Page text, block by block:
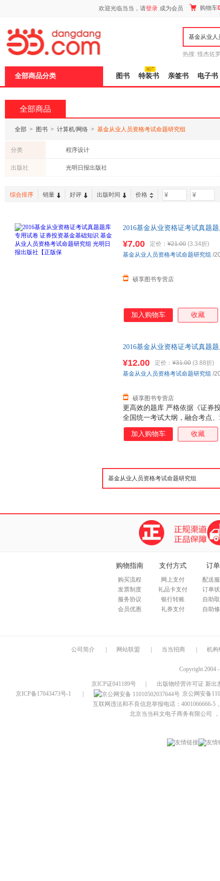
欢迎光临当当，请登录 成为会员 购物车
热搜: 怪杰佐
全部商品分类 图书 特装书 亲签书 电子书
全部商品
全部 > 图书 > 计算机/网络 > 基金从业人员资格考试命题研究组
分类 程序设计
出版社 光明日报出版社
综合排序 销量 好评 出版时间 价格 -
2016基金从业资格证考试真题
捷，下单秒杀，欢迎选购！
¥7.00 定价： ¥21.00 (3.34折)
硕享图书专营店
基金从业人员资格考试命题研究组 /
加入购物车 收藏
2016基金从业资格证考试真题
捷，下单秒杀，欢迎选购！
更高效的题库 严格依据《证券
全国统一考试大纲，融合考点
教材页码，把教材变“薄”，使
体例 从一般的认识规律出发，
用的软件 电脑软件、手机软件
人交流群、特色等，过关更简
¥12.00 定价： ¥31.00 (3.88折)
硕享图书专营店
基金从业人员资格考试命题研究组 /
加入购物车 收藏
页
加
购物指南
购买流程
发票制度
服务协议
会员优惠
支付方式
网上支付
礼品卡支付
银行转账
礼券支付
订
配送
订单
自助
自助
公司简介 网站联盟 当当招商 机构
Copyright 2004
京ICP证041189号
出版物经营许可证 新出
京ICP备17043473号-1
京公网安备
互联网违法和不良信息举报电话：4001066666-5
北京当当科文电子商务有限公司